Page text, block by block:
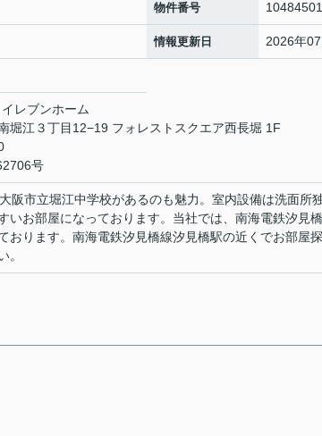
物件番号
情報更新日 2026年
レブンホーム
堀江３丁目12−19 フォレストスクエア西長堀 1F
号
阪市立堀江中学校があるのも魅力。室内設備は洗面所
いお部屋になっております。当社では、南海電鉄汐見
おります。南海電鉄汐見橋線汐見橋駅の近くでお部屋
。